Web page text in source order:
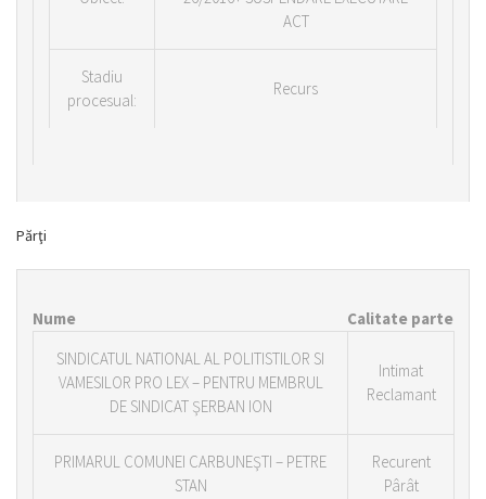
ACT
Stadiu
procesual:
Recurs
Părţi
Nume
Calitate parte
SINDICATUL NATIONAL AL POLITISTILOR SI
VAMESILOR PRO LEX – PENTRU MEMBRUL
DE SINDICAT ŞERBAN ION
Intimat
Reclamant
PRIMARUL COMUNEI CARBUNEŞTI – PETRE
STAN
Recurent
Pârât